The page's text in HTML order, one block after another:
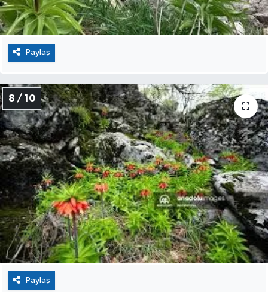
Paylaş
8 / 10
Paylaş